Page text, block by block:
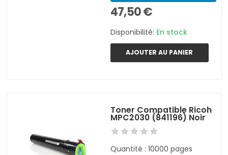
47,50 €
Disponibilité: En stock
AJOUTER AU PANIER
Toner Compatible Ricoh
MPC2030 (841196) Noir
Quantité : 10000 pages